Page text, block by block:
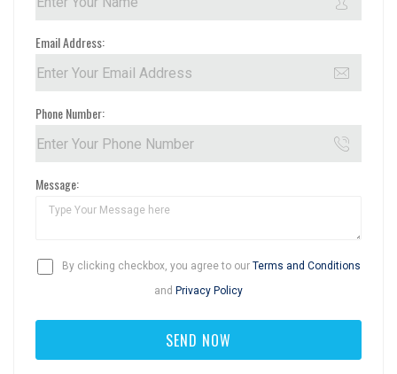
Email Address:
Phone Number:
Message:
By clicking checkbox, you agree to our Terms and Conditions
and Privacy Policy